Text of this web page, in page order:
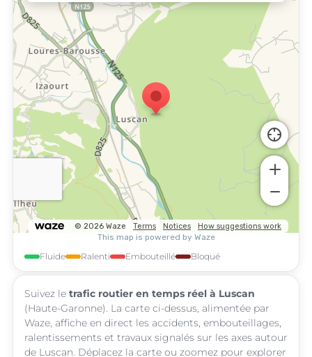
Fluide Ralenti Embouteillé Bloqué
Suivez le trafic routier en temps réel à Luscan
(Haute-Garonne). La carte ci-dessus, alimentée par
Waze, affiche en direct les accidents, embouteillages,
ralentissements et travaux signalés sur les axes autour
de Luscan. Déplacez la carte ou zoomez pour explorer